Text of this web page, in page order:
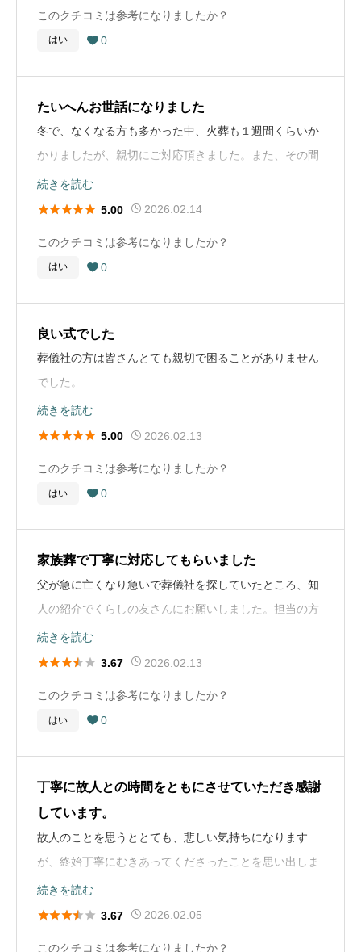
ら見積もりを取り、費用の内訳をしっかり比較すること
担当してくださるスタッフの対応や説明の丁寧さも重要
だと感じました。初めての方でも分かりやすく説明して
くれるかどうかで、当日の安心感が大きく変わると思い
ます。 さらに、希望する形式（家族葬や一般葬など）に
対応しているか、会場の立地やアクセスの良さなども事
前に確認しておくとスムーズです。 大切な場面だからこ
重視して選ぶことをおすすめします。
ただいたことで、しっかりとした形で故人を見送ること
ができたと感じています。形式的なものではなく、気持
ちを込めて見送るうえで大切な役割だと思いました。 費
用についても、無理のない範囲で納めることができ、納
お墓に関するコメント
お墓については、まだ準備が整っていないため今後の課
題となっていますが、納骨やお墓の選択については事前
にしっかり考えておく必要があると感じました。 今回の
経験を通して、お墓の場所や管理方法、費用なども含め
お葬式の概要
葬儀の年
葬儀の種類
葬儀の料金 150万円
葬儀社選びのアドバイス
スピード感をもって対応していただけるところを選ばれ
お布施や戒名に関するコメント
親族の葬儀、法事等でいつもお願いをしている方にお布
施をお支払いしました。 相場は30万から50万ほどだっ
たと思いますので50万お支払いしました。 戒名は7文字
のいい戒名をいただきました。
先祖代々受け継いでいるお墓が都内にあります。 私は男
性なのでそのお墓に入ると思います。 受け継いでいるお
墓があっても新しくお墓をたてる方もいらっしゃいます
が、私は祖父と同じお墓に入りたいと思ってます。
お葬式の概要
2020年
葬儀の場所
葬儀の種類 一般葬
葬儀の料金 100万円
料金体系も明確で、無理な勧誘なども一切なく、最初か
ら最後まで信頼してお任せすることができました。
葬儀の流れ
病院で父が亡くなり、深夜にもかかわらず葬儀社の方が
速やかに迎えに来て自宅まで搬送してくださいました。
分かりやすく説明していただき、通夜から火葬まで滞り
慮があり、悲しみの中でも落ち着いた時間を過ごせまし
た。
万が一の時は冷静な判断が難しくなるため、事前にいく
つかの葬儀社のプランや口コミを比較しておくことが大
切だと痛感しました。
お布施や戒名に関するコメント
今回は父の生前からの希望もあり、一般的な戒名と法要
をお願いしましたが、お布施の相場が分からず不安だっ
身の時は、残された家族に負担をかけないよう、より簡
素な形や永代供養などの選択肢も検討していきたいと考
えています。
お墓に関するコメント
父のお墓は既に菩提寺にありましたが、今後の維持管理
た形も視野に入れる必要があると感じています。今のう
ちから家族でしっかりと話し合いを行い、自分たちが納
葬儀の年 2024年
葬儀の場所 神奈川県横浜市港北区
このクチコミは参考になりましたか？
はい  0
たいへんお世話になりました
冬で、なくなる方も多かった中、火葬も１週間くらいか
かりましたが、親切にご対応頂きました。また、その間
ご遺体も保管して頂き、助かりました
病院では、なくなるまで、家族に対して丁寧な状況説明
をして頂き、病院でできる限りのことを処方して頂きま
した
葬儀社選びのアドバイス
お布施や戒名に関するコメント
宗派でしたので、親しみがわきました
お墓に関するコメント
お墓の名義変更やら、墓石に名前を刻印する費用やら、
知らなかったことで、お金がかかりましたが、一度経験
すると大体の流れがつかめました
葬儀の種類 家族葬
120万円
続きを読む
 5.00 2026.02.14
このクチコミは参考になりましたか？
はい  0
良い式でした
葬儀社の方は皆さんとても親切で困ることがありません
でした。
ありがとうございました。
唯一、紹介していただいたお寺のお坊さんが良くなく(お
金額が決まっていることは助かりましたが)
葬儀の流れ
故人は自宅で息を引き取り、訪問医に死亡診断書を書い
式という流れ。 葬儀後は来られていない方への香典返し
の相談。
これは母の葬儀の話で、翌年に兄が亡くなりました。 そ
ちらにも深く関わったのですが、兄のほうは若かったこ
ともあり、斎場のことなど全く決めていなかったので、
亡くなった病院と契約している葬儀社を使用。病院と契
約している葬儀社は比較的金額が高かったように思いま
す。(でも葬儀自体は良かったです) 母の葬儀の際に葬儀
続きを読む
 5.00 2026.02.13
このクチコミは参考になりましたか？
はい  0
家族葬で丁寧に対応してもらいました
父が急に亡くなり急いで葬儀社を探していたところ、知
人の紹介でくらしの友さんにお願いしました。担当の方
がとても親切で、葬儀の流れや費用について丁寧に説明
してくださいました。家族葬ということで小規模でした
ができました。料金については事前の見積もりと大きな
飲食関係の料金がもう少し安ければ良かったとは思いま
す。
の搬送を手配してくれました。翌日に打ち合わせを行
い、家族葬のプランを選びました。通夜は世田谷会館で
18名ほどの親族が集まり、翌日の告別式には22名が参列
続きを読む
 3.67 2026.02.13
このクチコミは参考になりましたか？
はい  0
丁寧に故人との時間をともにさせていただき感謝
しています。
故人のことを思うととても、悲しい気持ちになります
が、終始丁寧にむきあってくださったことを思い出しま
す。家族への声掛け、故人がメキシコが好きだったの
で、お花いっぱいにして、タコスを持たせたり、すきな
続きを読む
 3.67 2026.02.05
このクチコミは参考になりましたか？